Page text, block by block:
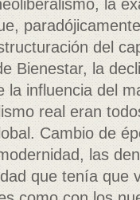
la
del
Bienestar, la
la influencia del
real eran
Cambio de
las
que tenía que